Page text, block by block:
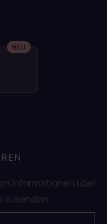
Informationen über
zusenden.